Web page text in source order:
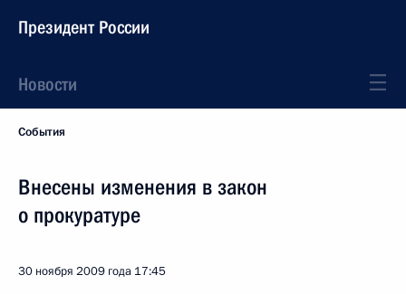
Президент России
Новости
События
Внесены изменения в закон
о прокуратуре
30 ноября 2009 года 17:45